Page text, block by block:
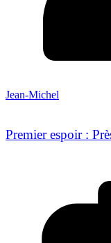
Jean-Michel
Premier espoir :